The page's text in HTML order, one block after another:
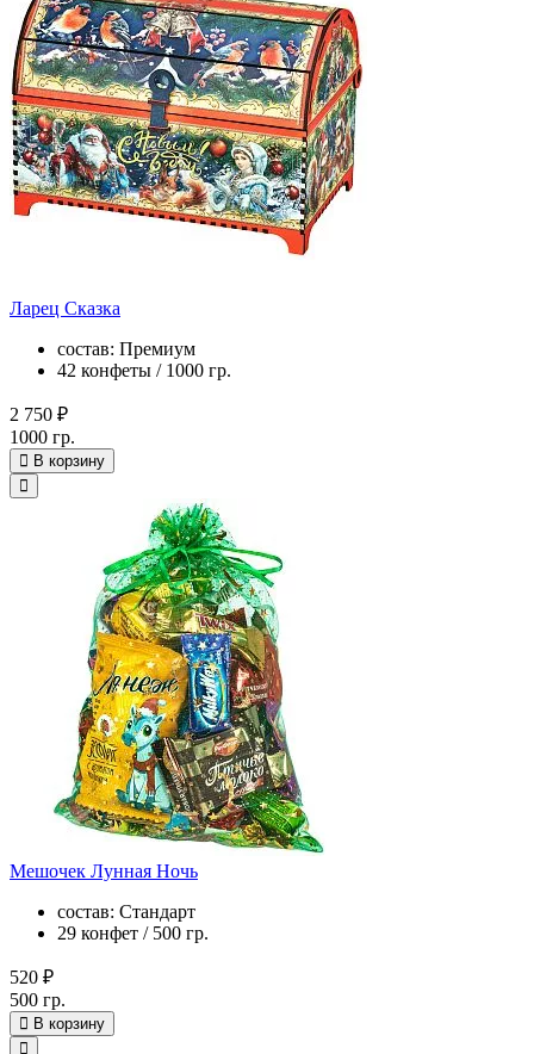
Ларец Сказка
состав: Премиум
42 конфеты / 1000 гр.
2 750 ₽
1000 гр.
В корзину
Мешочек Лунная Ночь
состав: Стандарт
29 конфет / 500 гр.
520 ₽
500 гр.
В корзину